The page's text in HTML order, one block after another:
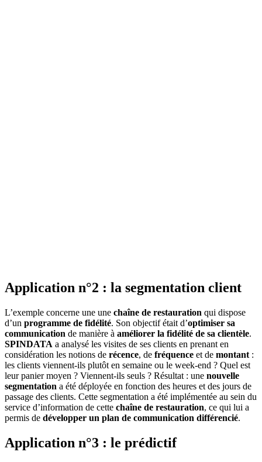
Application n°2 : la segmentation client
L’exemple concerne une une chaîne de restauration qui dispose
d’un programme de fidélité. Son objectif était d’optimiser sa
communication de manière à améliorer la fidélité de sa clientèle.
SPINDATA a analysé les visites de ses clients en prenant en
considération les notions de récence, de fréquence et de montant :
les clients viennent-ils plutôt en semaine ou le week-end ? Quel est
leur panier moyen ? Viennent-ils seuls ? Résultat : une nouvelle
segmentation a été déployée en fonction des heures et des jours de
passage des clients. Cette segmentation a été implémentée au sein du
service d’information de cette chaîne de restauration, ce qui lui a
permis de développer un plan de communication différencié.
Application n°3 : le prédictif